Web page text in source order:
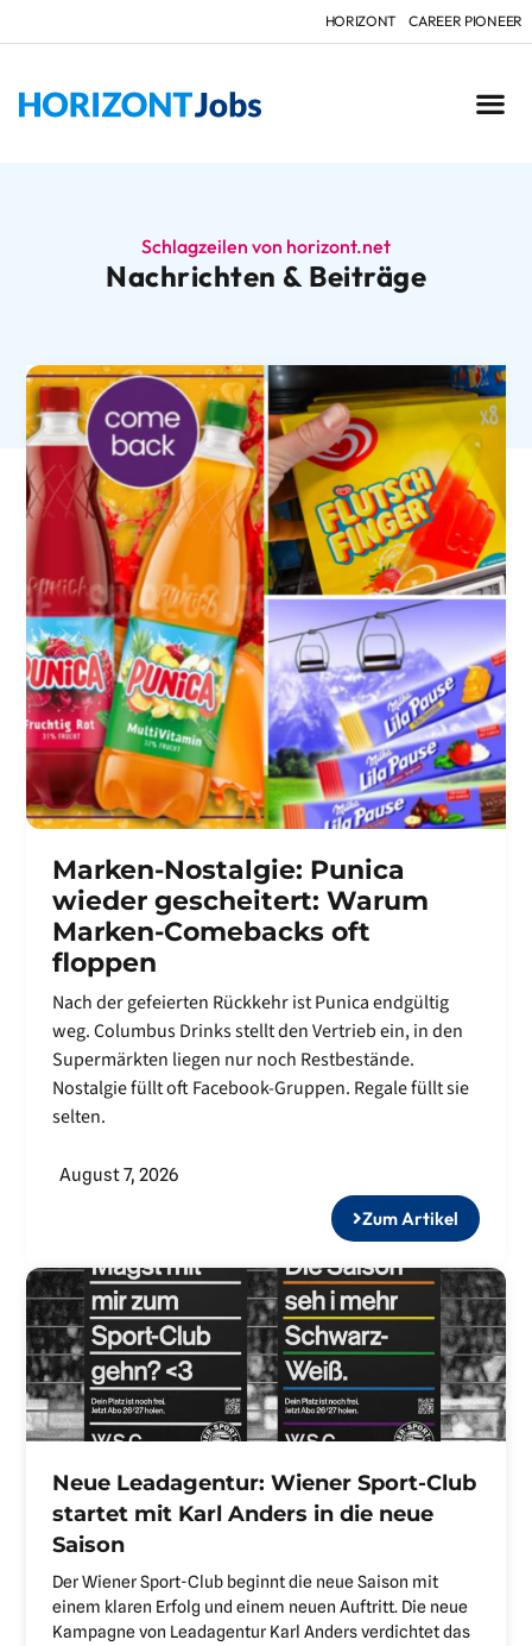
HORIZONT CAREER PIONEER
Schlagzeilen von horizont.net
Nachrichten & Beiträge
Marken-Nostalgie: Punica
wieder gescheitert: Warum
Marken-Comebacks oft
floppen
Nach der gefeierten Rückkehr ist Punica endgültig
weg. Columbus Drinks stellt den Vertrieb ein, in den
Supermärkten liegen nur noch Restbestände.
Nostalgie füllt oft Facebook-Gruppen. Regale füllt sie
selten.
August 7, 2026
Zum Artikel
Neue Leadagentur: Wiener Sport-Club
startet mit Karl Anders in die neue
Saison
Der Wiener Sport-Club beginnt die neue Saison mit
einem klaren Erfolg und einem neuen Auftritt. Die neue
Kampagne von Leadagentur Karl Anders verdichtet das